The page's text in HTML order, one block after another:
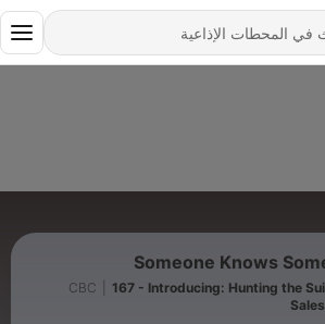
Someone Knows
CBC
167 - Introducing: Hunting the